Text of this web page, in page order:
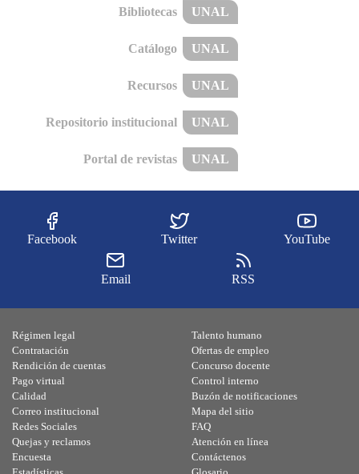
Bibliotecas UNAL
Catálogo UNAL
Recursos UNAL
Repositorio institucional UNAL
Portal de revistas UNAL
Facebook Twitter YouTube
Email RSS
Régimen legal
Contratación
Rendición de cuentas
Pago virtual
Calidad
Talento humano
Ofertas de empleo
Concurso docente
Control interno
Buzón de notificaciones
Correo institucional
Redes Sociales
Quejas y reclamos
Encuesta
Mapa del sitio
FAQ
Atención en línea
Contáctenos